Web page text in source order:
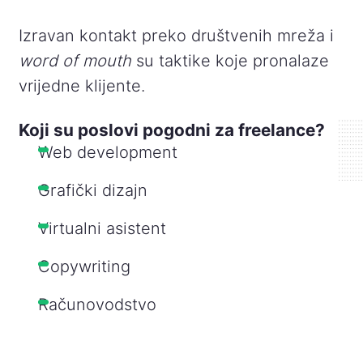
Izravan kontakt preko društvenih mreža i
word of mouth su taktike koje pronalaze
vrijedne klijente.
Koji su poslovi pogodni za freelance?
Web development
Grafički dizajn
Virtualni asistent
Copywriting
Računovodstvo